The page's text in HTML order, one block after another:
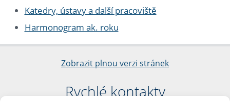
Katedry, ústavy a další pracoviště
Harmonogram ak. roku
Zobrazit plnou verzi stránek
Rychlé kontakty